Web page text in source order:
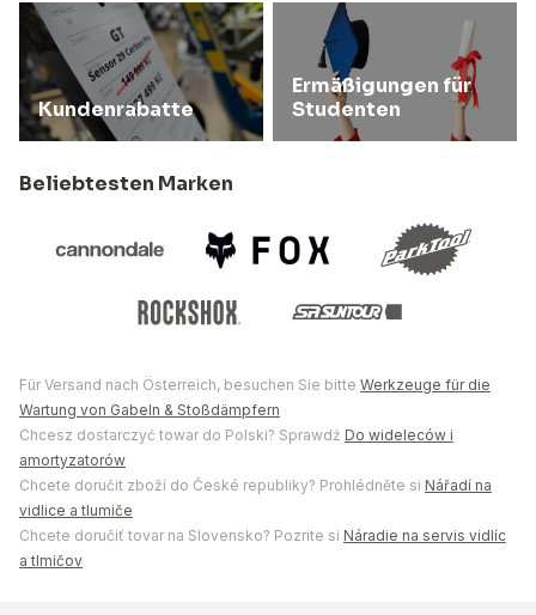
Kundenrabatte
Ermäßigungen für
Studenten
Beliebtesten Marken
Für Versand nach Österreich, besuchen Sie bitte Werkzeuge für die
Wartung von Gabeln & Stoßdämpfern
Chcesz dostarczyć towar do Polski? Sprawdź Do wideleców i
amortyzatorów
Chcete doručit zboží do České republiky? Prohlédněte si Nářadí na
vidlice a tlumiče
Chcete doručiť tovar na Slovensko? Pozrite si Náradie na servis vidlíc
a tlmičov